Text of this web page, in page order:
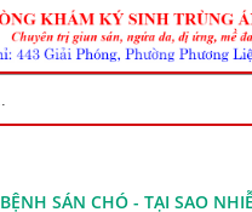
BỆNH SÁN CHÓ- TẠI SAO